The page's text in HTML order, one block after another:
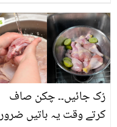
بنانے کے چند قدرتی
رُک جائیں۔۔ چکن صاف
کرتے وقت یہ باتیں ضرور